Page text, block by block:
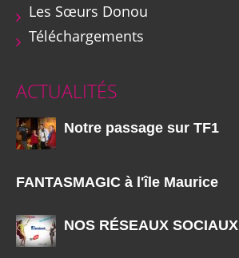
Les Sœurs Donou
Téléchargements
ACTUALITÉS
Notre passage sur TF1
FANTASMAGIC à l'île Maurice
NOS RÉSEAUX SOCIAUX